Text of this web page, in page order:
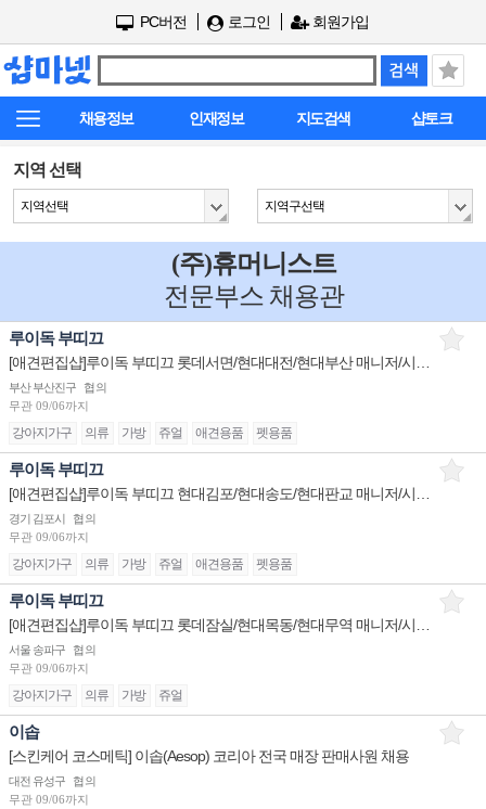
PC버전 로그인 회원가입
채용정보 인재정보 지도검색 샵토크
지역 선택
지역선택 지역구선택
(주)휴머니스트
전문부스 채용관
루이독 부띠끄
부산 부산진구
협의
무관09/06까지
강아지가구 의류 가방 쥬얼 애견용품 펫용품
루이독 부띠끄
경기 김포시
협의
무관09/06까지
강아지가구 의류 가방 쥬얼 애견용품 펫용품
루이독 부띠끄
서울 송파구
협의
무관09/06까지
강아지가구 의류 가방 쥬얼
이솝
[스킨케어 코스메틱] 이솝(Aesop) 코리아 전국 매장 판매사원 채용
대전 유성구
협의
무관09/06까지